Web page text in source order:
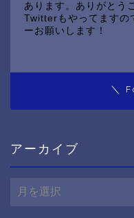
あります。ありがとう
Twitterもやってますの
ーお願いします！
＼
アーカイブ
ー